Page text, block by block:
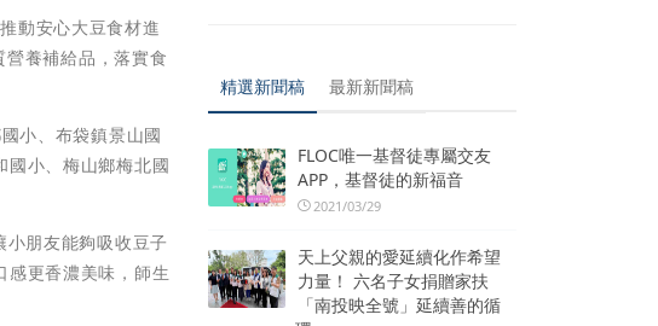
動安心大豆食材進
營養補給品，落實食
小、布袋鎮景山國
國小、梅山鄉梅北國
朋友能夠吸收豆子
感更香濃美味，師生
精選新聞稿 最新新聞稿
FLOC唯一基督徒專屬交友
APP，基督徒的新福音
2021/03/29
天上父親的愛延續化作希望
力量！ 六名子女捐贈家扶
「南投映全號」延續善的循